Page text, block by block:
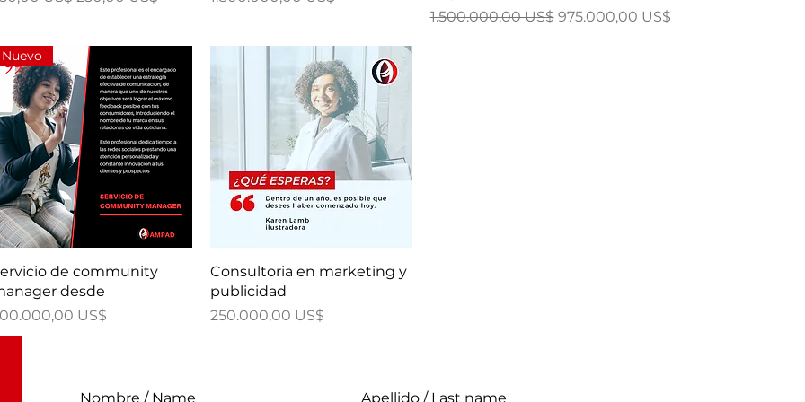
Regular Price
1.500.000,00 US$ Sale Price
975.000,00 US$
Quick View
Nuevo
de community
desde
US$
Quick View
Consultoria en marketing y
publicidad
Price
250.000,00 US$
Nombre / Name Apellido / Last name